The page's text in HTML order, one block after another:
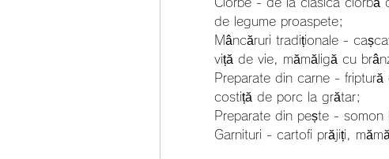
de legume proaspete;
Mâncăruri tradiționale -
viță de vie, mămăligă cu
Preparate din carne -
costiță de porc la grătar;
Preparate din pește -
Garnituri - cartofi prăjiți,